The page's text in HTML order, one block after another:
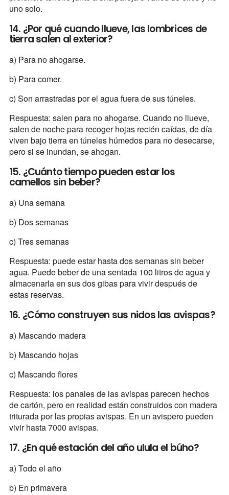
uno solo.
14. ¿Por qué cuando llueve, las lombrices de
tierra salen al exterior?
a) Para no ahogarse.
b) Para comer.
c) Son arrastradas por el agua fuera de sus túneles.
Respuesta: salen para no ahogarse. Cuando no llueve,
salen de noche para recoger hojas recién caídas, de día
viven bajo tierra en túneles húmedos para no desecarse,
pero si se inundan, se ahogan.
15. ¿Cuánto tiempo pueden estar los
camellos sin beber?
a) Una semana
b) Dos semanas
c) Tres semanas
Respuesta: puede estar hasta dos semanas sin beber
agua. Puede beber de una sentada 100 litros de agua y
almacenarla en sus dos gibas para vivir después de
estas reservas.
16. ¿Cómo construyen sus nidos las avispas?
a) Mascando madera
b) Mascando hojas
c) Mascando flores
Respuesta: los panales de las avispas parecen hechos
de cartón, pero en realidad están construidos con madera
triturada por las propias avispas. En un avispero pueden
vivir hasta 7000 avispas.
17. ¿En qué estación del año ulula el búho?
a) Todo el año
b) En primavera